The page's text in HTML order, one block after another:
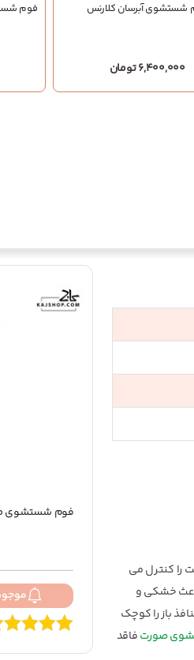
شستشوی آبرسان کلارنس
6,400,000 تومان
فوم
را کنترل می
خشکی و
باز را کوچک
صورتفاقد
فوم شستشوی